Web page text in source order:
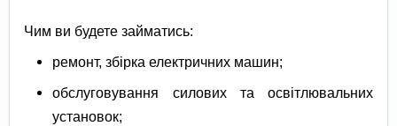
Чим ви будете займатись:
ремонт, збірка електричних машин;
обслуговування силових та освітлювальних
установок;